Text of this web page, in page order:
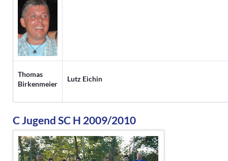
Thomas
Birkenmeier
Lutz Eichin
C Jugend SC H 2009/2010